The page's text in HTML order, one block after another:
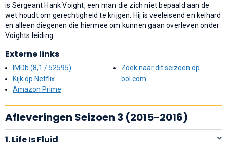
is Sergeant Hank Voight, een man die zich niet bepaald aan de
wet houdt om gerechtigheid te krijgen. Hij is veeleisend en keihard
en alleen diegenen die hiermee om kunnen gaan overleven onder
Voights leiding.
Externe links
IMDb (8,1 / 52595)
Kijk op Netflix
Amazon Prime
Zoek naar dit seizoen op
bol.com
Afleveringen Seizoen 3 (2015-2016)
1. Life Is Fluid